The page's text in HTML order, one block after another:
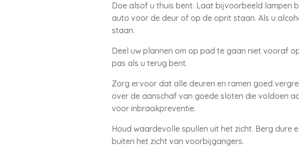
Doe alsof u thuis bent. Laat bijvoorbeeld lampen
auto voor de deur of op de oprit staan. Als u
staan.
Deel uw plannen om op pad te gaan niet vooraf
pas als u terug bent.
Zorg ervoor dat alle deuren en ramen goed
over de aanschaf van goede sloten die voldoen
voor inbraakpreventie.
Houd waardevolle spullen uit het zicht. Berg dure
buiten het zicht van voorbijgangers.